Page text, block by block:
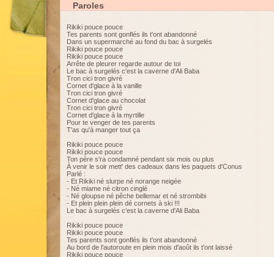
Paroles
Rikiki pouce pouce
Tes parents sont gonflés ils t'ont abandonné
Dans un supermarché au fond du bac à surgelés
Rikiki pouce pouce
Rikiki pouce pouce
Arrête de pleurer regarde autour de toi
Le bac à surgelés c'est la caverne d'Ali Baba
Tron cici tron givré
Cornet d'glace à la vanille
Tron cici tron givré
Cornet d'glace au chocolat
Tron cici tron givré
Cornet d'glace à la myrtille
Pour te venger de tes parents
T'as qu'à manger tout ça
Rikiki pouce pouce
Rikiki pouce pouce
Ton père s'ra condamné pendant six mois ou plus
À venir le soir mett' des cadeaux dans les paquets d'Conus
Parlé :
- Et Rikiki né slurpe né norange neigée
- Né miame né citron cinglé
- Né gloupse né pêche bellemar et né strombibi
- Et plein plein plein dé cornets à ski !!!
Le bac à surgelés c'est la caverne d'Ali Baba
Rikiki pouce pouce
Rikiki pouce pouce
Tes parents sont gonflés ils t'ont abandonné
Au bord de l'autoroute en plein mois d'août ils t'ont laissé
Rikiki pouce pouce